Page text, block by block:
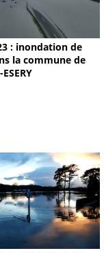
: inondation de
la commune de